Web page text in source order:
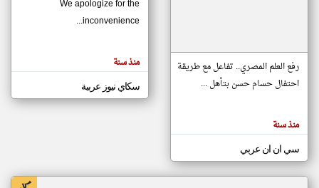
مصادر الأخبار من موريتانيا
اخبار موريتانيا على مدار الساعة
أهم اخبار موريتانيا العاجلة والمباشرة
المقالات
الموجوده
هنا عن
رفع العلم المصري.. تفاعل مع طريقة
احتفال حسام حسن بتأهل ...
منذ سنة
سي ان ان عربي
We apologize for the
inconvenience...
منذ سنة
سكاي نيوز عربية
klyoum.com